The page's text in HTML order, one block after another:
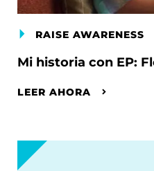
RAISE AWARENESS
Mi historia con EP:
LEER AHORA